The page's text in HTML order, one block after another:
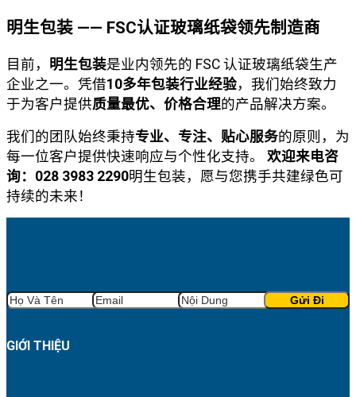
明生包装 —— FSC认证玻璃纸袋领先制造商
目前， 明生包装是业内领先的 FSC 认证玻璃纸袋生产
企业之一。凭借10多年包装行业经验，我们始终致力
于为客户提供质量最优、价格合理的产品解决方案。
我们的团队始终秉持专业、专注、贴心服务的原则，为
每一位客户提供快速响应与个性化支持。 欢迎来电咨
询：028 3983 2290明生包装，愿与您携手共建绿色可
持续的未来！
GIỚI THIỆU